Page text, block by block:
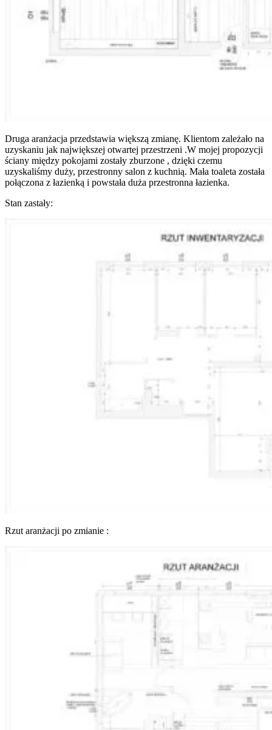
Druga aranżacja przedstawia większą zmianę. Klientom zależało na
uzyskaniu jak największej otwartej przestrzeni .W mojej propozycji
ściany między pokojami zostały zburzone , dzięki czemu
uzyskaliśmy duży, przestronny salon z kuchnią. Mała toaleta została
połączona z łazienką i powstała duża przestronna łazienka.
Stan zastały:
Rzut aranżacji po zmianie :